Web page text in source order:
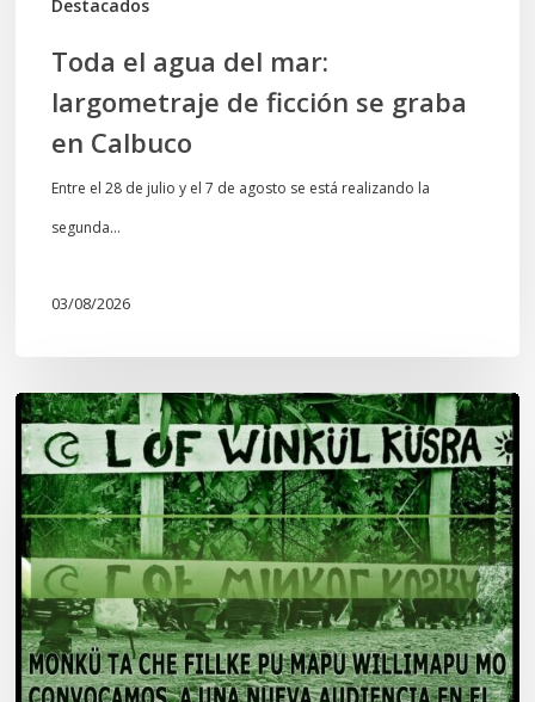
Destacados
Toda el agua del mar:
largometraje de ficción se graba
en Calbuco
Entre el 28 de julio y el 7 de agosto se está realizando la
segunda…
03/08/2026
Lof
Winkül
Küsra
convoca
a
apoyar
audiencia
en